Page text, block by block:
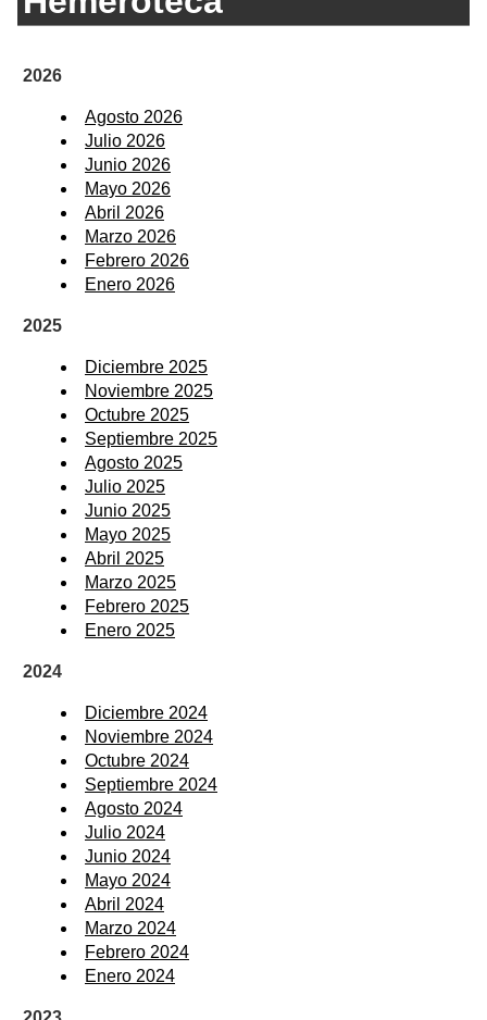
2026
Agosto 2026
Julio 2026
Junio 2026
Mayo 2026
Abril 2026
Marzo 2026
Febrero 2026
Enero 2026
2025
Diciembre 2025
Noviembre 2025
Octubre 2025
Septiembre 2025
Agosto 2025
Julio 2025
Junio 2025
Mayo 2025
Abril 2025
Marzo 2025
Febrero 2025
Enero 2025
2024
Diciembre 2024
Noviembre 2024
Octubre 2024
Septiembre 2024
Agosto 2024
Julio 2024
Junio 2024
Mayo 2024
Abril 2024
Marzo 2024
Febrero 2024
Enero 2024